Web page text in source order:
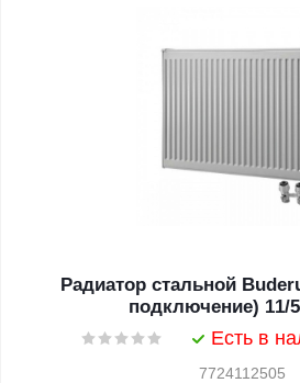
Радиатор стальной
подключение) 11/
Есть в
7724112505